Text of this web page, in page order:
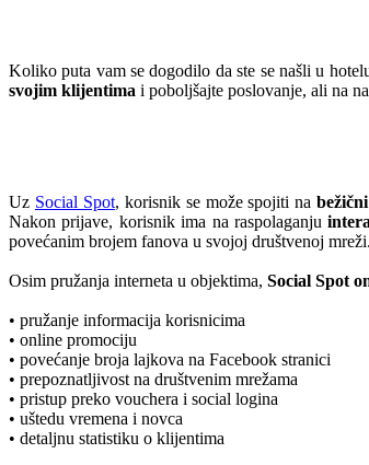
Koliko puta vam se dogodilo da ste se našli u
svojim klijentima i poboljšajte poslovanje, ali na
Uz Social Spot, korisnik se može spojiti na
Nakon prijave, korisnik ima na raspolaganju
povećanim brojem fanova u svojoj društvenoj mreži.
Osim pružanja interneta u objektima, Social Spot
• pružanje informacija korisnicima
• online promociju
• povećanje broja lajkova na Facebook stranici
• prepoznatljivost na društvenim mrežama
• pristup preko vouchera i social logina
• uštedu vremena i novca
• detaljnu statistiku o klijentima